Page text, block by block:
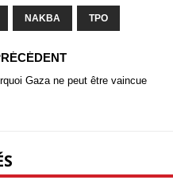
NAKBA TPO
Gaza ne peut être vaincue